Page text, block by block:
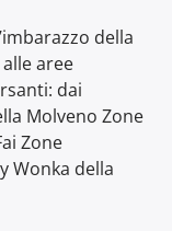
della
aree
dai
Molveno Zone
Zone
Wonka della